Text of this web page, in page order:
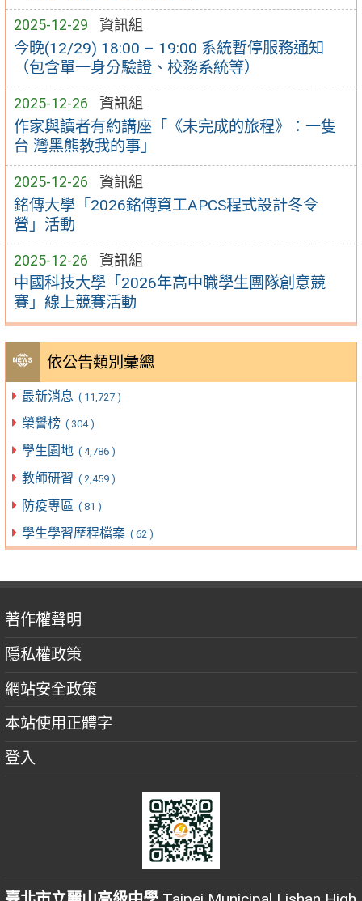
2025-12-29 資訊組
今晚(12/29) 18:00 – 19:00 系統暫停服務通知
（包含單一身分驗證、校務系統等）
2025-12-26 資訊組
作家與讀者有約講座「《未完成的旅程》：一隻
台 灣黑熊教我的事」
2025-12-26 資訊組
銘傳大學「2026銘傳資工APCS程式設計冬令
營」活動
2025-12-26 資訊組
中國科技大學「2026年高中職學生團隊創意競
賽」線上競賽活動
依公告類別彙總
最新消息 ( 11,727 )
榮譽榜 ( 304 )
學生園地 ( 4,786 )
教師研習 ( 2,459 )
防疫專區 ( 81 )
學生學習歷程檔案 ( 62 )
著作權聲明
隱私權政策
網站安全政策
本站使用正體字
登入